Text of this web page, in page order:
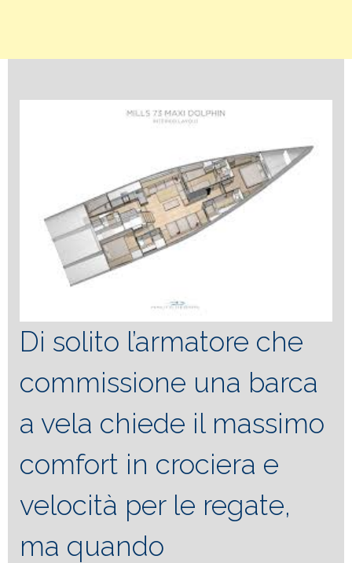
Di solito l’armatore che
commissione una barca
a vela chiede il massimo
comfort in crociera e
velocità per le regate,
ma quando